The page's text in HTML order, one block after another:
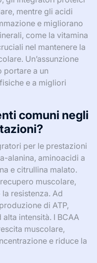
mentre gli acidi
e migliorano
come la vitamina
nel mantenere la
Un’assunzione
portare a un
e a migliori
comuni negli
per le prestazioni
alanina, aminoacidi a
e citrullina malato.
muscolare,
resistenza. Ad
di ATP,
intensità. I BCAA
muscolare,
e riduce la